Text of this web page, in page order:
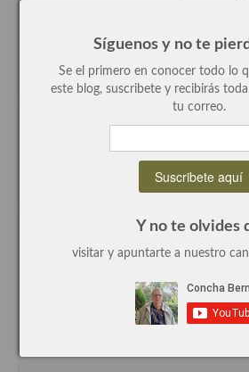
Carne
Postres y dulces
Salazones y encurtidos
Recetas de Cuaresma
clasificadas
categorias
Recorrido por las cocinas del
https://www.cocinayaficiones.com/
2/recorrido-por-las-cocinas-del-
Síguenos y no te
Se el primero en conocer todo lo
este blog, suscribete y recibirás
tu correo.
Y no te olvides
visitar y apuntarte a nuestro